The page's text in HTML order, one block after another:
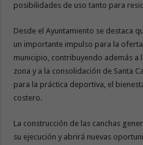
posibilidades de uso tanto para
Desde el Ayuntamiento se destaca
un importante impulso para la
municipio, contribuyendo además a
zona y a la consolidación de Santa
para la práctica deportiva, el
costero.
La construcción de las canchas
su ejecución y abrirá nuevas